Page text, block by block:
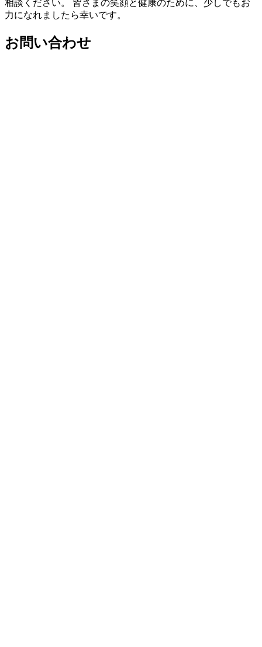
相談ください。 皆さまの笑顔と健康のために、少しでもお
力になれましたら幸いです。
お問い合わせ